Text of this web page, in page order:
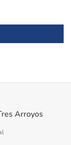
Arroyos